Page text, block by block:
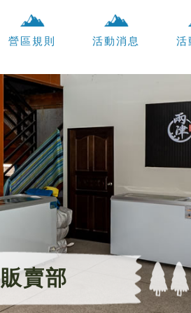
營區規則 活動消息 活
販賣部